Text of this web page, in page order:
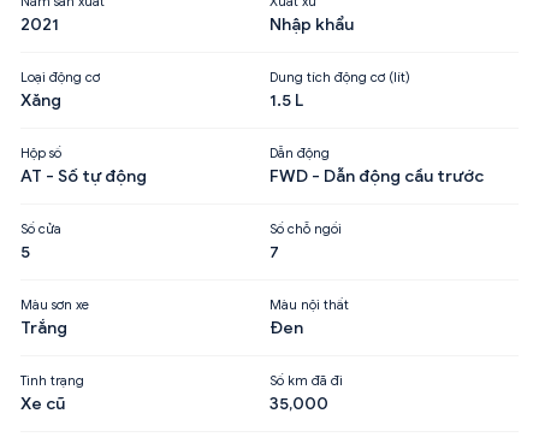
2021 Nhập khẩu
Loại động cơ
Xăng
Dung tích động cơ (lít)
1.5 L
Hộp số
AT - Số tự động
Dẫn động
FWD - Dẫn động cầu trước
Số cửa
5
Số chỗ ngồi
7
Màu sơn xe
Trắng
Màu nội thất
Đen
Tình trạng
Xe cũ
Số km đã đi
35,000